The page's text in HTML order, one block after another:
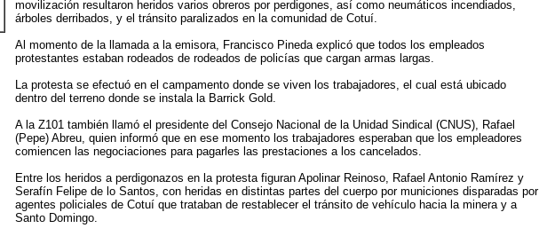
movilización resultaron heridos varios obreros por perdigones, así como neumáticos incendiados,
árboles derribados, y el tránsito paralizados en la comunidad de Cotuí.
Al momento de la llamada a la emisora, Francisco Pineda explicó que todos los empleados
protestantes estaban rodeados de rodeados de policías que cargan armas largas.
La protesta se efectuó en el campamento donde se viven los trabajadores, el cual está ubicado
dentro del terreno donde se instala la Barrick Gold.
A la Z101 también llamó el presidente del Consejo Nacional de la Unidad Sindical (CNUS), Rafael
(Pepe) Abreu, quien informó que en ese momento los trabajadores esperaban que los empleadores
comiencen las negociaciones para pagarles las prestaciones a los cancelados.
Entre los heridos a perdigonazos en la protesta figuran Apolinar Reinoso, Rafael Antonio Ramírez y
Serafín Felipe de lo Santos, con heridas en distintas partes del cuerpo por municiones disparadas por
agentes policiales de Cotuí que trataban de restablecer el tránsito de vehículo hacia la minera y a
Santo Domingo.